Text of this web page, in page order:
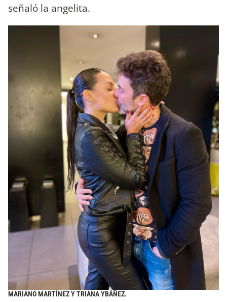
señaló la angelita.
MARIANO MARTÍNEZ Y TRIANA YBÁÑEZ.